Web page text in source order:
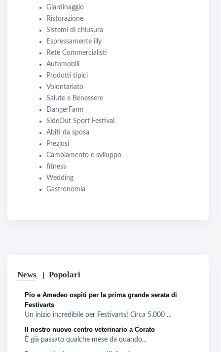
Giardinaggio
Ristorazione
Sistemi di chiusura
Espressamente illy
Rete Commercialisti
Automobili
Prodotti tipici
Volontariato
Salute e Benessere
DangerFarm
SideOut Sport Festival
Abiti da sposa
Preziosi
Cambiamento e sviluppo
fitness
Wedding
Gastronomia
News Popolari
Pio e Amedeo ospiti per la prima grande serata di
Festivarts
Un inizio incredibile per Festivarts! Circa 5.000 ...
Il nostro nuovo centro veterinario a Corato
È già passato qualche mese da quando...